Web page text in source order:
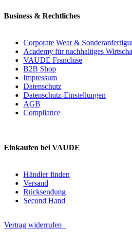
Business & Rechtliches
Corporate Wear &
Academy für nachhaltiges
VAUDE Franchise
B2B Shop
Impressum
Datenschutz
Datenschutz-Einstellungen
AGB
Compliance
Einkaufen bei VAUDE
Händler finden
Versand
Rücksendung
Second Hand
Vertrag widerrufen